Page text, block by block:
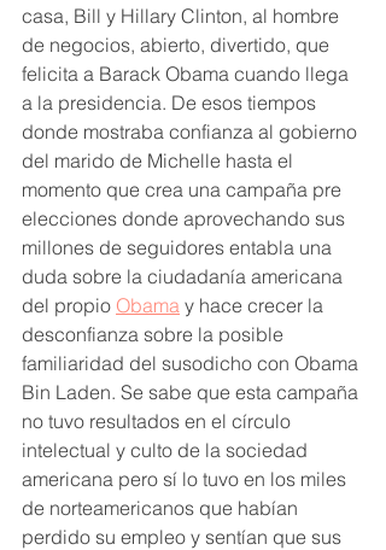
casa, Bill y Hillary Clinton, al hombre
de negocios, abierto, divertido, que
felicita a Barack Obama cuando llega
a la presidencia. De esos tiempos
donde mostraba confianza al gobierno
del marido de Michelle hasta el
momento que crea una campaña pre
elecciones donde aprovechando sus
millones de seguidores entabla una
duda sobre la ciudadanía americana
del propio Obama y hace crecer la
desconfianza sobre la posible
familiaridad del susodicho con Obama
Bin Laden. Se sabe que esta campaña
no tuvo resultados en el círculo
intelectual y culto de la sociedad
americana pero sí lo tuvo en los miles
de norteamericanos que habían
perdido su empleo y sentían que sus